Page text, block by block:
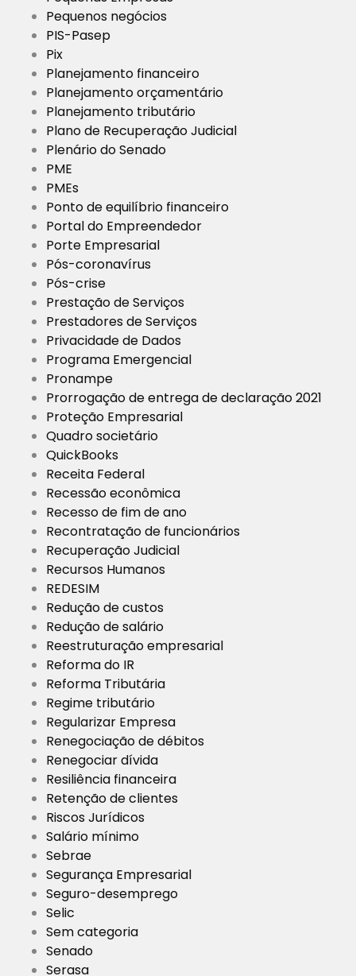
Pequenos negócios
PIS-Pasep
Pix
Planejamento financeiro
Planejamento orçamentário
Planejamento tributário
Plano de Recuperação Judicial
Plenário do Senado
PME
PMEs
Ponto de equilíbrio financeiro
Portal do Empreendedor
Porte Empresarial
Pós-coronavírus
Pós-crise
Prestação de Serviços
Prestadores de Serviços
Privacidade de Dados
Programa Emergencial
Pronampe
Prorrogação de entrega de declaração 2021
Proteção Empresarial
Quadro societário
QuickBooks
Receita Federal
Recessão econômica
Recesso de fim de ano
Recontratação de funcionários
Recuperação Judicial
Recursos Humanos
REDESIM
Redução de custos
Redução de salário
Reestruturação empresarial
Reforma do IR
Reforma Tributária
Regime tributário
Regularizar Empresa
Renegociação de débitos
Renegociar dívida
Resiliência financeira
Retenção de clientes
Riscos Jurídicos
Salário mínimo
Sebrae
Segurança Empresarial
Seguro-desemprego
Selic
Sem categoria
Senado
Serasa